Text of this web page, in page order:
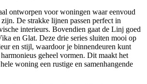
ontworpen voor woningen waar eenvoud
De strakke lijnen passen perfect in
interieurs. Bovendien gaat de Linj goed
en Glat. Deze drie series sluiten mooi op
en stijl, waardoor je binnendeuren kunt
geheel vormen. Dit maakt het
woning een rustige en samenhangende